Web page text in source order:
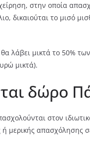
στην οποία
δικαιούται το μισό
λάβει μικτά το 50%
μικτά).
δώρο
στον
μερικής απασχόλησης